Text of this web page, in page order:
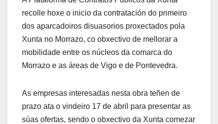
recolle hoxe o inicio da contratación do primeiro
dos aparcadoiros disuasorios proxectados pola
Xunta no Morrazo, co obxectivo de mellorar a
mobilidade entre os núcleos da comarca do
Morrazo e as áreas de Vigo e de Pontevedra.
As empresas interesadas nesta obra teñen de
prazo ata o vindeiro 17 de abril para presentar as
súas ofertas, sendo o obxectivo da Xunta comezar